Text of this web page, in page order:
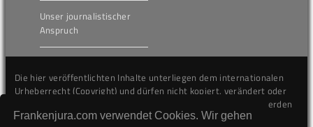
Frankenjura.com verwendet Cookies. Wir gehen
Unser journalistischer
Anspruch
Die hier veröffentlichten Inhalte unterliegen dem internationalen
Urheberrecht (Copyright) und dürfen nicht kopiert, verändert oder
unverändert wiederveröffentlicht werden. Gegen Verstöße werden
wir auf juristischem Wege vorgehen.